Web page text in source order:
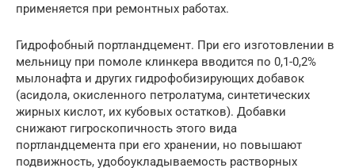
применяется при ремонтных работах.
Гидрофобный портландцемент. При его изготовлении в
мельницу при помоле клинкера вводится по 0,1-0,2%
мылонафта и других гидрофобизирующих добавок
(асидола, окисленного петролатума, синтетических
жирных кислот, их кубовых остатков). Добавки
снижают гигроскопичность этого вида
портландцемента при его хранении, но повышают
подвижность, удобоукладываемость растворных